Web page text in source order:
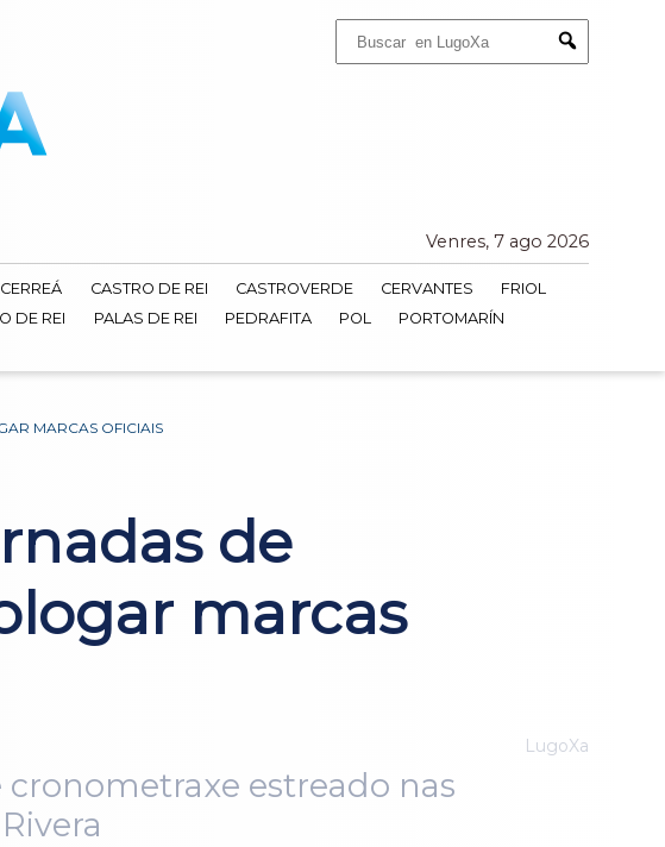
Submit
Venres, 7 ago 2026
CASTRO DE REI CASTROVERDE CERVANTES
FRIOL
DE REI PALAS DE REI PEDRAFITA POL
PORTOMARÍN
MARCAS OFICIAIS
de
marcas
LugoXa
estreado nas